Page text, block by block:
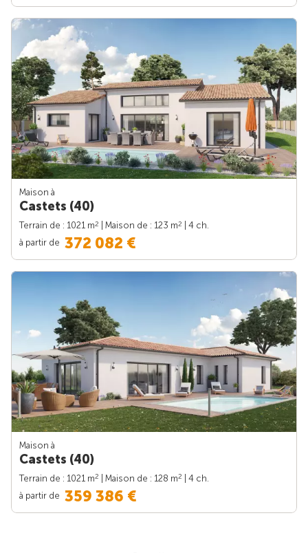
Maison à
Castets (40)
Terrain de : 1021 m2 | Maison de : 123 m2
| 4 ch.
à partir de 372 082 €
Maison à
Castets (40)
Terrain de : 1021 m2 | Maison de : 128 m2
| 4 ch.
à partir de 359 386 €